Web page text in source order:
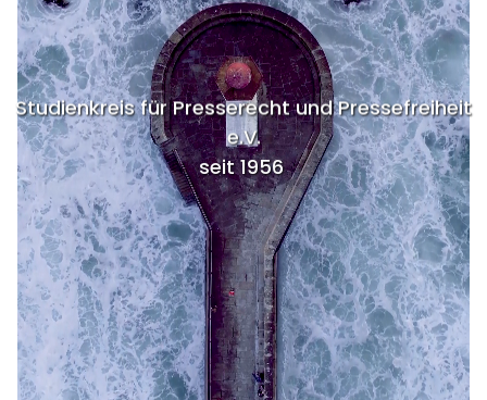
Studienkreis für Presserecht und Pressefreiheit
e.V.
seit 1956.